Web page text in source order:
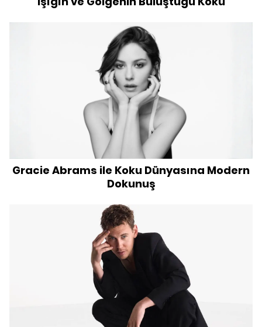
Gracie Abrams ile Koku Dünyasına Modern
Dokunuş